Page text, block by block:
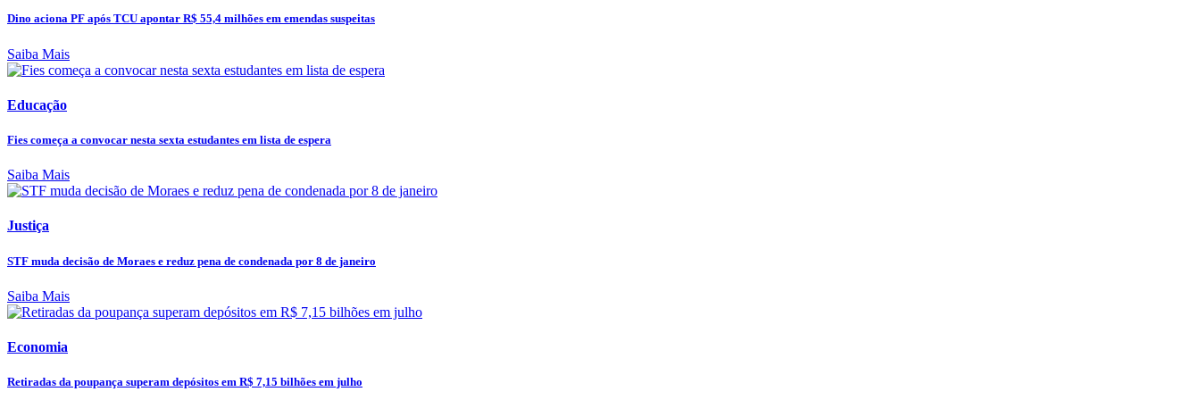
Dino aciona PF após TCU apontar R$ 55,4 milhões em emendas suspeitas
Saiba Mais
Educação
Fies começa a convocar nesta sexta estudantes em lista de espera
Saiba Mais
Justiça
STF muda decisão de Moraes e reduz pena de condenada por 8 de janeiro
Saiba Mais
Economia
Retiradas da poupança superam depósitos em R$ 7,15 bilhões em julho